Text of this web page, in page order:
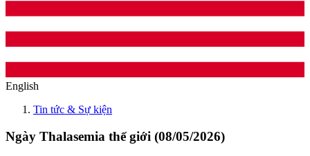
English
Tin tức & Sự kiện
Ngày Thalasemia thế giới (08/05/2026)